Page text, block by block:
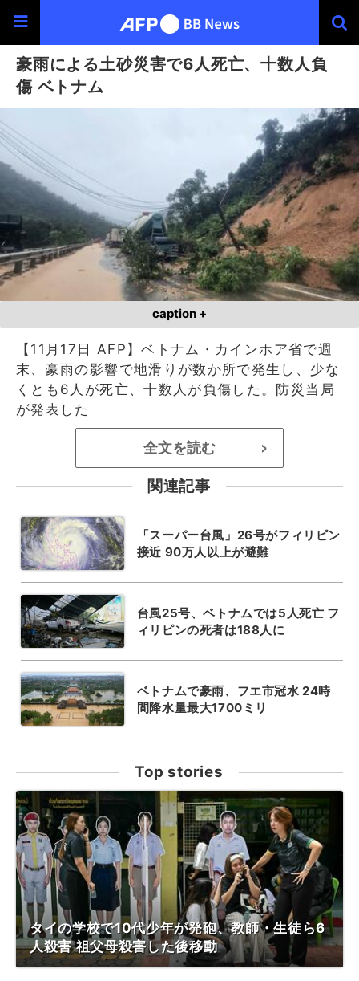
豪雨による土砂災害で6人死亡、十数人負
傷 ベトナム
caption +
【11月17日 AFP】ベトナム・カインホア省で週
末、豪雨の影響で地滑りが数か所で発生し、少な
くとも6人が死亡、十数人が負傷した。防災当局
が発表した
全文を読む >
関連記事
「スーパー台風」26号がフィリピン
接近 90万人以上が避難
台風25号、ベトナムでは5人死亡 フ
ィリピンの死者は188人に
ベトナムで豪雨、フエ市冠水 24時
間降水量最大1700ミリ
Top stories
タイの学校で10代少年が発砲、教師・生徒ら6
人殺害 祖父母殺害した後移動